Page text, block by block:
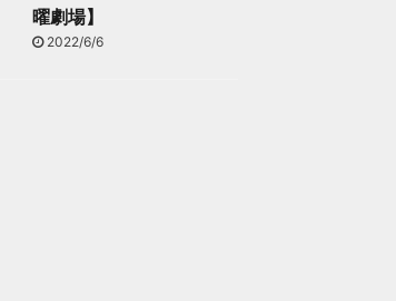
曜劇場】
2022/6/6